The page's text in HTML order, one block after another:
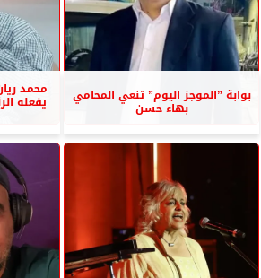
بوابة ”الموجز اليوم” تنعي المحامي
بهاء حسن
محمد
يفعله